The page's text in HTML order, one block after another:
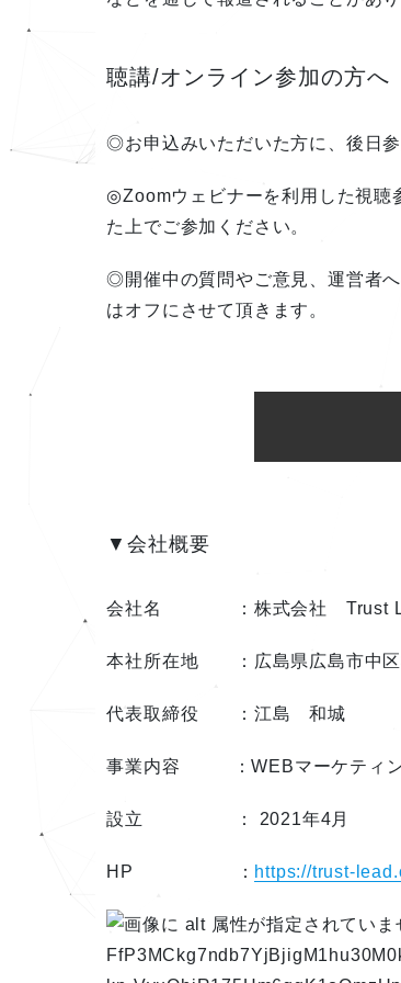
聴講/オンライン参加の方へ
◎お申込みいただいた方に、後日
◎Zoomウェビナーを利用した視聴
た上でご参加ください。
◎開催中の質問やご意見、運営者
はオフにさせて頂きます。
▼会社概要
会社名 ：株式会社 Trust
本社所在地 ：広島県広島市中
代表取締役 ：江島 和城
事業内容 ：WEBマーケティン
設立 ： 2021年4月
HP ： https://trust-